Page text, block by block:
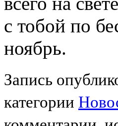
с тобой по
ноябрь.
Запись
категории